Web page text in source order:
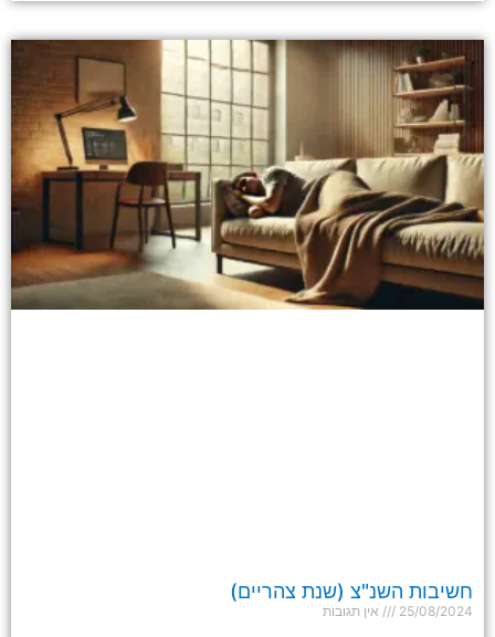
חשיבות השנ"צ (שנת צהריים)
25/08/2024 אין תגובות